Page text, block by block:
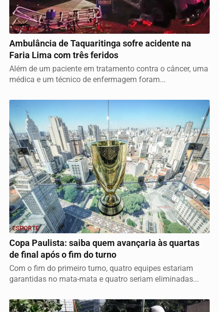
POLICIAL
Ambulância de Taquaritinga sofre acidente na
Faria Lima com três feridos
Além de um paciente em tratamento contra o câncer, uma
médica e um técnico de enfermagem foram...
ESPORTE
Copa Paulista: saiba quem avançaria às quartas
de final após o fim do turno
Com o fim do primeiro turno, quatro equipes estariam
garantidas no mata-mata e quatro seriam eliminadas...